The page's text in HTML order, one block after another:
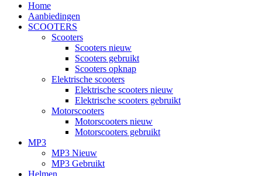
Home
Aanbiedingen
SCOOTERS
Scooters
Scooters nieuw
Scooters gebruikt
Scooters opknap
Elektrische scooters
Elektrische scooters nieuw
Elektrische scooters gebruikt
Motorscooters
Motorscooters nieuw
Motorscooters gebruikt
MP3
MP3 Nieuw
MP3 Gebruikt
Helmen